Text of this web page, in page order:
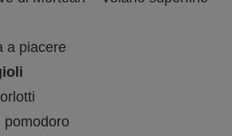
a piacere
pomodoro